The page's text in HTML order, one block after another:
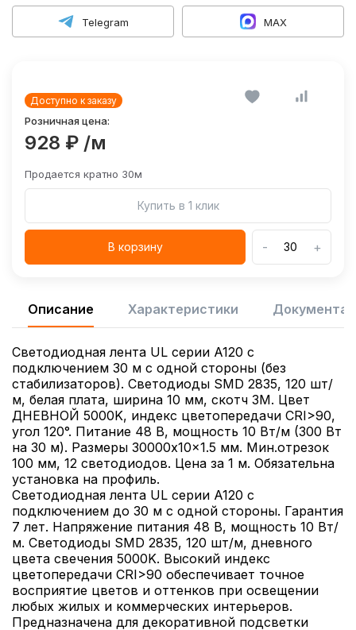
Telegram MAX
Доступно к заказу
Розничная цена:
928 ₽ /м
Продается кратно 30м
Купить в 1 клик
В корзину - +
Описание Характеристики
Светодиодная лента UL серии A120 с
подключением 30 м с одной стороны (без
стабилизаторов). Светодиоды SMD 2835, 120 шт/
м, белая плата, ширина 10 мм, скотч 3M. Цвет
ДНЕВНОЙ 5000K, индекс цветопередачи CRI>90,
угол 120°. Питание 48 В, мощность 10 Вт/м (300 Вт
на 30 м). Размеры 30000x10x1.5 мм. Мин.отрезок
100 мм, 12 светодиодов. Цена за 1 м. Обязательна
установка на профиль.
Светодиодная лента UL серии A120 с
подключением до 30 м с одной стороны. Гарантия
7 лет. Напряжение питания 48 В, мощность 10 Вт/
м. Светодиоды SMD 2835, 120 шт/м, дневного
цвета свечения 5000K. Высокий индекс
цветопередачи CRI>90 обеспечивает точное
восприятие цветов и оттенков при освещении
любых жилых и коммерческих интерьеров.
Предназначена для декоративной подсветки